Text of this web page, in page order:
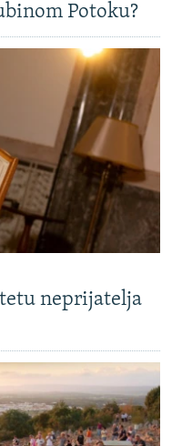
Potoku?
neprijatelja